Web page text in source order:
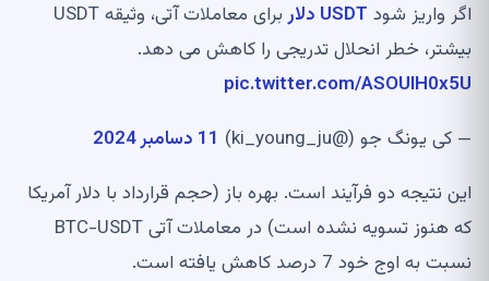
اگر واریز شود USDT دلار
برای معاملات آتی، وثیقه USDT
بیشتر، خطر انحلال تدریجی را کاهش می دهد.
pic.twitter.com/ASOUIH0x5U
— کی یونگ جو (@ki_young_ju)
11 دسامبر 2024
این نتیجه دو فرآیند است. بهره باز (حجم قرارداد با دلار آمریکا
که هنوز تسویه نشده است) در معاملات آتی BTC-USDT
نسبت به اوج خود 7 درصد کاهش یافته است.